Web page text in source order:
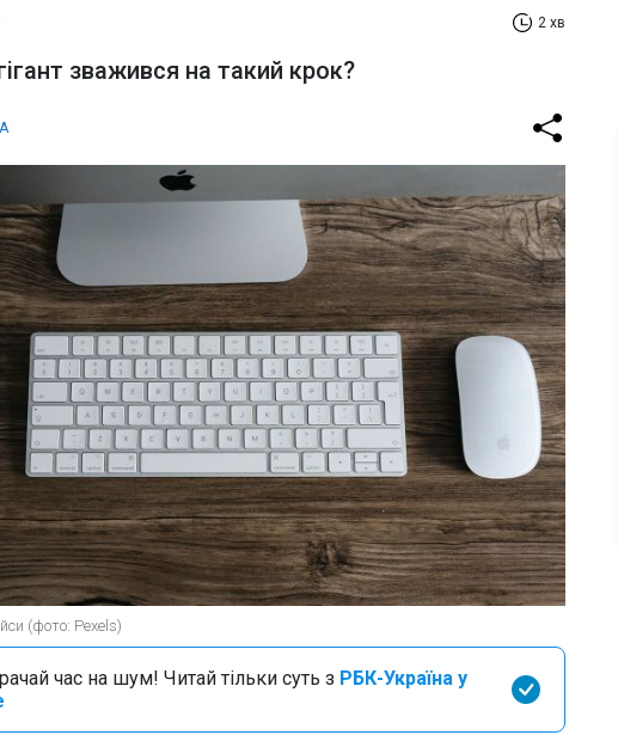
2 хв
зважився на такий крок?
(фото: Pexels)
час на шум! Читай тільки суть з РБК-Україна у